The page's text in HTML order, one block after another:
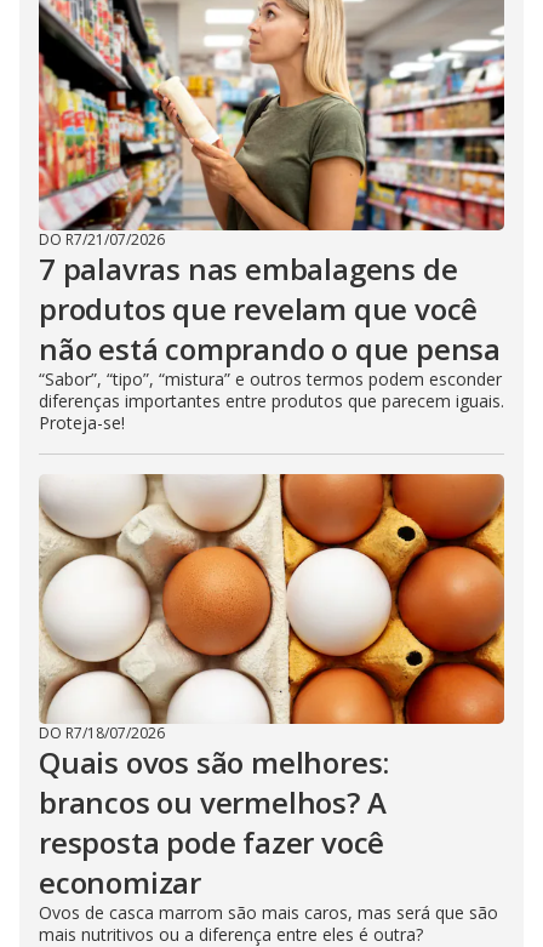
DO R7/21/07/2026
7 palavras nas embalagens de
produtos que revelam que você
não está comprando o que pensa
“Sabor”, “tipo”, “mistura” e outros termos podem esconder
diferenças importantes entre produtos que parecem iguais.
Proteja-se!
DO R7/18/07/2026
Quais ovos são melhores:
brancos ou vermelhos? A
resposta pode fazer você
economizar
Ovos de casca marrom são mais caros, mas será que são
mais nutritivos ou a diferença entre eles é outra?